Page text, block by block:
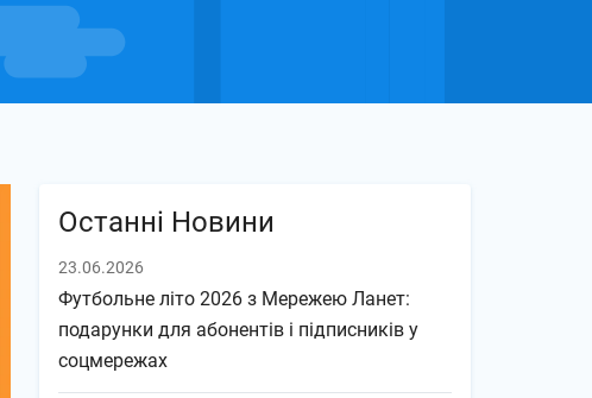
Останні Новини
23.06.2026
Футбольне літо 2026 з Мережею Ланет:
подарунки для абонентів і підписників у
соцмережах